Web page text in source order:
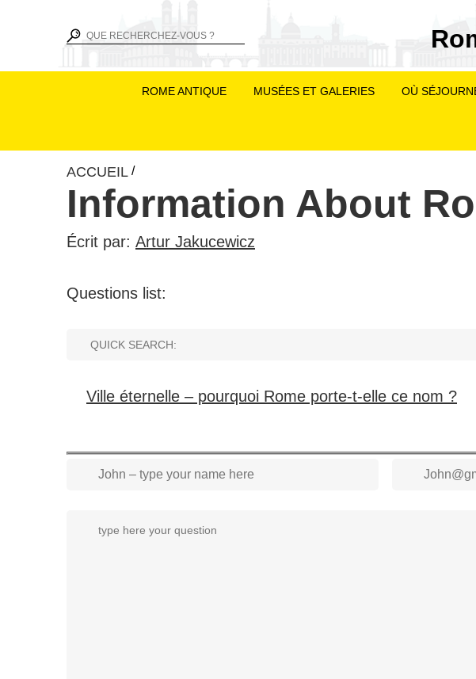
ROME ANTIQUE MUSÉES ET GALERIES OÙ
ACCUEIL /
Information About
Écrit par: Artur Jakucewicz
Questions list:
Ville éternelle – pourquoi Rome porte-t-elle ce nom ?